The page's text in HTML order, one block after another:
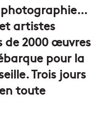
photographie…
artistes
2000 œuvres
pour la
Trois jours
toute